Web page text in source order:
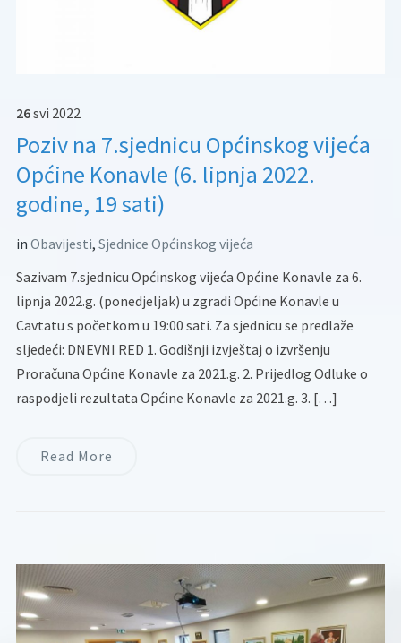
26svi 2022
Poziv na 7.sjednicu Općinskog vijeća
Općine Konavle (6. lipnja 2022.
godine, 19 sati)
in Obavijesti, Sjednice Općinskog vijeća
Sazivam 7.sjednicu Općinskog vijeća Općine Konavle za 6.
lipnja 2022.g. (ponedjeljak) u zgradi Općine Konavle u
Cavtatu s početkom u 19:00 sati. Za sjednicu se predlaže
sljedeći: DNEVNI RED 1. Godišnji izvještaj o izvršenju
Proračuna Općine Konavle za 2021.g. 2. Prijedlog Odluke o
raspodjeli rezultata Općine Konavle za 2021.g. 3. […]
Read More